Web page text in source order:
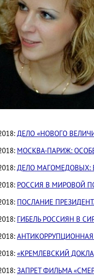
ДЕЛО «НОВОГО
МОСКВА-ПАРИЖ:
ДЕЛО МАГОМЕДОВЫХ:
РОССИЯ В МИРОВОЙ
ПОСЛАНИЕ
ГИБЕЛЬ РОССИЯН В
«КРЕМЛЕВСКИЙ
ЗАПРЕТ ФИЛЬМА